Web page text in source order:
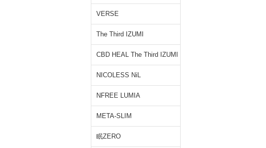
VERSE
The Third IZUMI
CBD HEAL The Third IZUMI
NICOLESS NiL
NFREE LUMIA
META-SLIM
眠ZERO